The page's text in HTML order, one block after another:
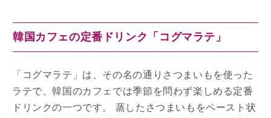
韓国カフェの定番ドリンク「コグマラテ」
「コグマラテ」は、その名の通りさつまいもを使った
ラテで、韓国のカフェでは季節を問わず楽しめる定番
ドリンクの一つです。 蒸したさつまいもをペースト状